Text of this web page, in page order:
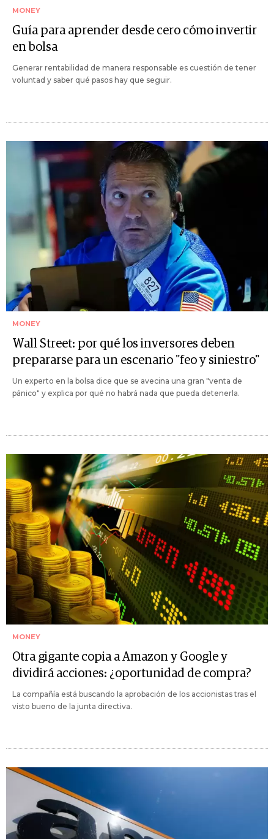
MONEY
Guía para aprender desde cero cómo invertir
en bolsa
Generar rentabilidad de manera responsable es cuestión de tener
voluntad y saber qué pasos hay que seguir.
MONEY
Wall Street: por qué los inversores deben
prepararse para un escenario "feo y siniestro"
Un experto en la bolsa dice que se avecina una gran "venta de
pánico" y explica por qué no habrá nada que pueda detenerla.
MONEY
Otra gigante copia a Amazon y Google y
dividirá acciones: ¿oportunidad de compra?
La compañía está buscando la aprobación de los accionistas tras el
visto bueno de la junta directiva.